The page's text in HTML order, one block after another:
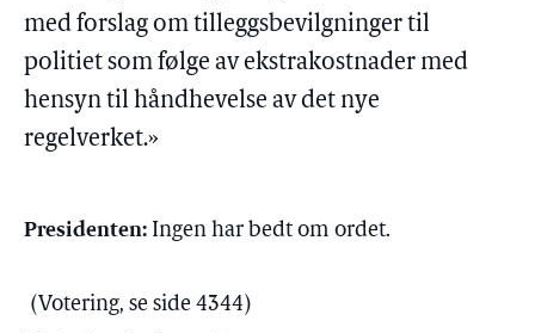
med forslag om tilleggsbevilgninger til
politiet som følge av ekstrakostnader med
hensyn til håndhevelse av det nye
regelverket.»
Presidenten: Ingen har bedt om ordet.
(Votering, se side 4344)